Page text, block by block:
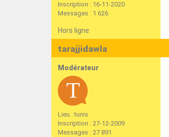
Inscription : 16-11-2020
Messages : 1 626
Hors ligne
tarajjidawla
Modérateur
Lieu : tunis
Inscription : 27-12-2009
Messages : 27 891